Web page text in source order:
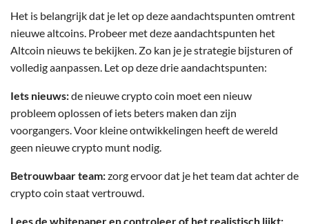
Het is belangrijk dat je let op deze aandachtspunten omtrent
nieuwe altcoins. Probeer met deze aandachtspunten het
Altcoin nieuws te bekijken. Zo kan je je strategie bijsturen of
volledig aanpassen. Let op deze drie aandachtspunten:
Iets nieuws:de nieuwe crypto coin moet een nieuw
probleem oplossen of iets beters maken dan zijn
voorgangers. Voor kleine ontwikkelingen heeft de wereld
geen nieuwe crypto munt nodig.
Betrouwbaar team:zorg ervoor dat je het team dat achter de
crypto coin staat vertrouwd.
Lees de whitepaper en controleer of het realistisch lijkt: